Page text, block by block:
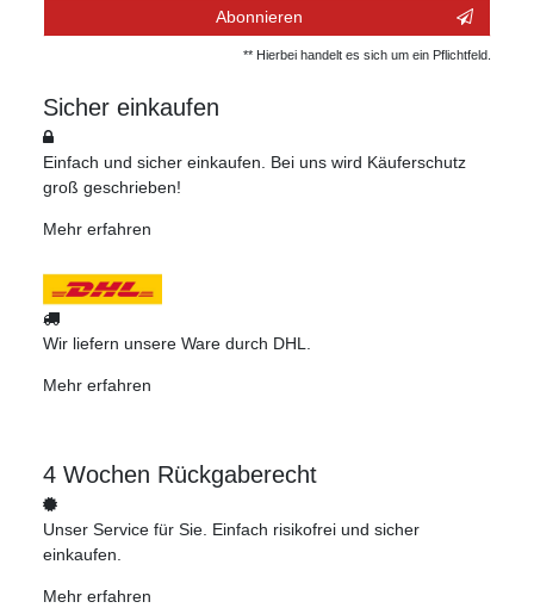
Abonnieren
** Hierbei handelt es sich um ein Pflichtfeld.
Sicher einkaufen
Einfach und sicher einkaufen. Bei uns wird Käuferschutz
groß geschrieben!
Mehr erfahren
Wir liefern unsere Ware durch DHL.
Mehr erfahren
4 Wochen Rückgaberecht
Unser Service für Sie. Einfach risikofrei und sicher
einkaufen.
Mehr erfahren